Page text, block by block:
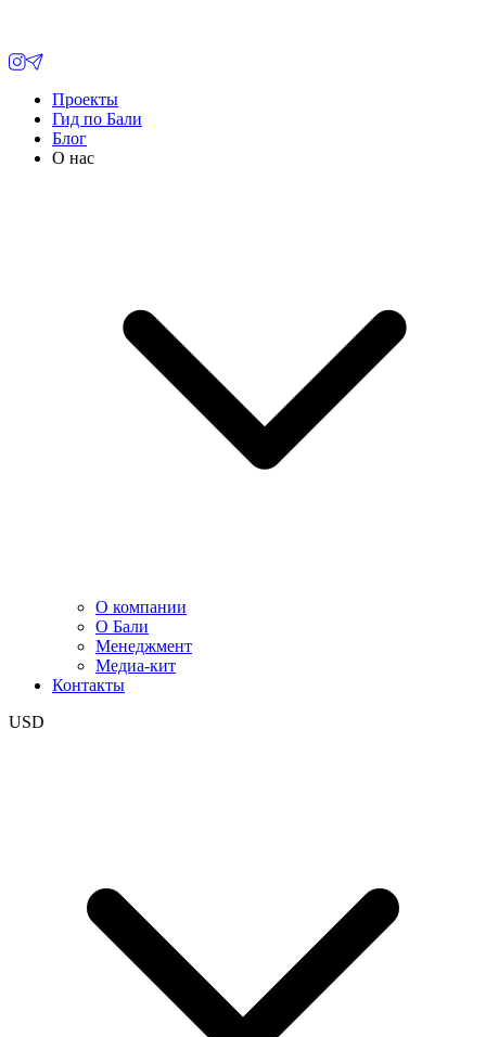
Проекты
Гид по Бали
Блог
О нас
О компании
О Бали
Менеджмент
Медиа-кит
Контакты
USD